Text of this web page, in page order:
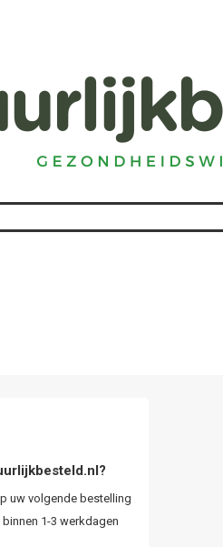
uw volgende bestelling
binnen 1-3 werkdagen